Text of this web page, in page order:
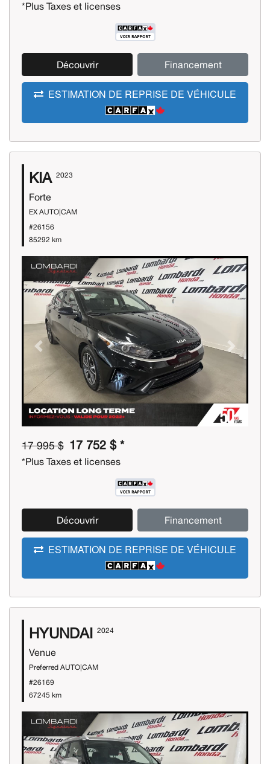
*Plus Taxes et licenses
Découvrir Financement
ESTIMATION DE REPRISE DE VÉHICULE
KIA 2023
Forte
EX AUTO|CAM
#26156
85292 km
Previous Next
17 995 $ 17 752 $ *
*Plus Taxes et licenses
Découvrir Financement
ESTIMATION DE REPRISE DE VÉHICULE
HYUNDAI 2024
Venue
Preferred AUTO|CAM
#26169
67245 km